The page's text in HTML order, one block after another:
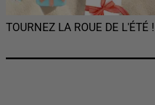
TOURNEZ LA ROUE DE L'ÉTÉ !